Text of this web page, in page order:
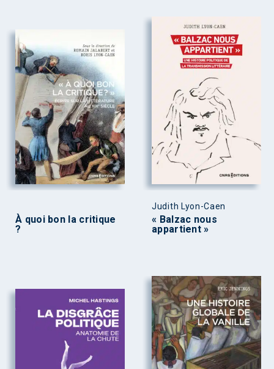
À quoi bon la critique
?
Judith Lyon-Caen
« Balzac nous
appartient »